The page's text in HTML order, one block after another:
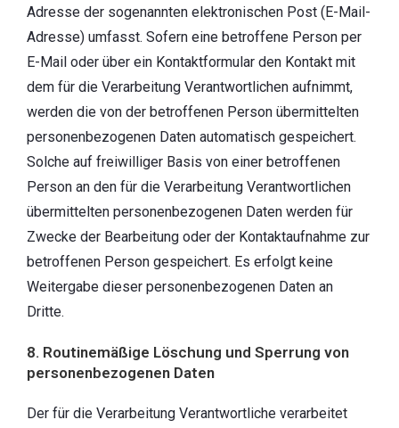
Adresse der sogenannten elektronischen Post (E-Mail-
Adresse) umfasst. Sofern eine betroffene Person per
E-Mail oder über ein Kontaktformular den Kontakt mit
dem für die Verarbeitung Verantwortlichen aufnimmt,
werden die von der betroffenen Person übermittelten
personenbezogenen Daten automatisch gespeichert.
Solche auf freiwilliger Basis von einer betroffenen
Person an den für die Verarbeitung Verantwortlichen
übermittelten personenbezogenen Daten werden für
Zwecke der Bearbeitung oder der Kontaktaufnahme zur
betroffenen Person gespeichert. Es erfolgt keine
Weitergabe dieser personenbezogenen Daten an
Dritte.
8. Routinemäßige Löschung und Sperrung von
personenbezogenen Daten
Der für die Verarbeitung Verantwortliche verarbeitet